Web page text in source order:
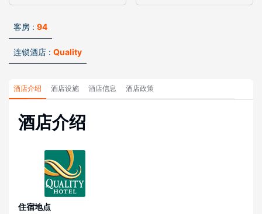
客房 : 94
连锁酒店 : Quality
酒店介绍 酒店设施 酒店信息 酒店政策
酒店介绍
住宿地点